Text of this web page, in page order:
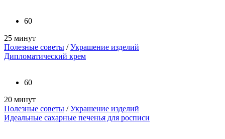
60
25 минут
Полезные советы /Украшение изделий
Дипломатический крем
60
20 минут
Полезные советы /Украшение изделий
Идеальные сахарные печенья для росписи